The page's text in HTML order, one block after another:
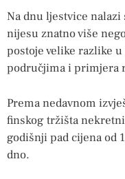
Na dnu ljestvice
nijesu znatno više
postoje velike razlike
područjima i primjera
Prema nedavnom
finskog tržišta
godišnji pad cijena od
dno.